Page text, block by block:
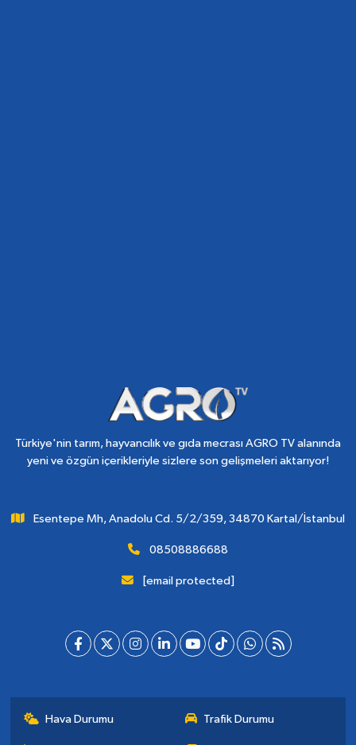
Türkiye'nin tarım, hayvancılık ve gıda mecrası AGRO TV alanında
yeni ve özgün içerikleriyle sizlere son gelişmeleri aktarıyor!
Esentepe Mh, Anadolu Cd. 5/2/359, 34870 Kartal/İstanbul
08508886688
[email protected]
Hava Durumu Trafik Durumu